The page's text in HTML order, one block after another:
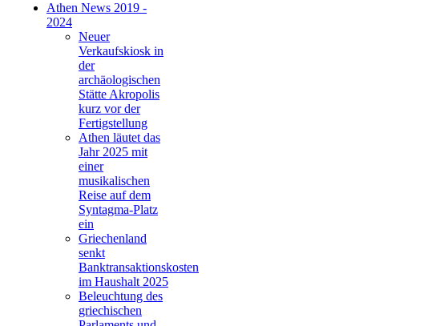
Athen News 2019 -
2024
Neuer
Verkaufskiosk in
der
archäologischen
Stätte Akropolis
kurz vor der
Fertigstellung
Athen läutet das
Jahr 2025 mit
einer
musikalischen
Reise auf dem
Syntagma-Platz
ein
Griechenland
senkt
Banktransaktionskosten
im Haushalt 2025
Beleuchtung des
griechischen